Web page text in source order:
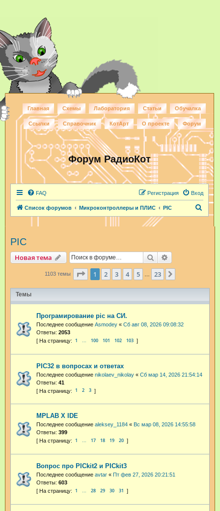
Главная Схемы Лаборатория Статьи Обучалка
Ссылки Справочник КотАрт О проекте Форум
Форум РадиоКот
FAQ Вход
Регистрация
Список форумов Микроконтроллеры и ПЛИС PIC
PIC
Новая тема Поиск
1103 темы Страница из 23
1 2 3 4 5 23
Темы
Програмирование pic на СИ.
Последнее сообщение Asmodey « Сб авг 08, 2026 09:08:32
Ответы: 2053
1 … 100 101 102 103
PIC32 в вопросах и ответах
Последнее сообщение nikolaev_nikolay « Сб мар 14, 2026 21:54:14
Ответы: 41
1 2 3
MPLAB X IDE
Последнее сообщение aleksey_1184 « Вс мар 08, 2026 14:55:58
Ответы: 399
1 … 17 18 19 20
Вопрос про PICkit2 и PICkit3
Последнее сообщение avtar « Пт фев 27, 2026 20:21:51
Ответы: 603
1 … 28 29 30 31